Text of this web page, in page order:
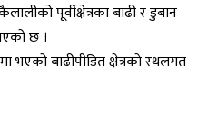
पूर्वीक्षेत्रका बाढी र डुबान
छ ।
भएको बाढीपीडित क्षेत्रकाे स्थलगत